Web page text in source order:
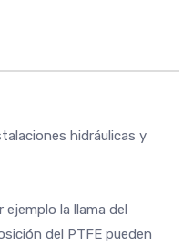
hidráulicas y
la llama del
del PTFE pueden